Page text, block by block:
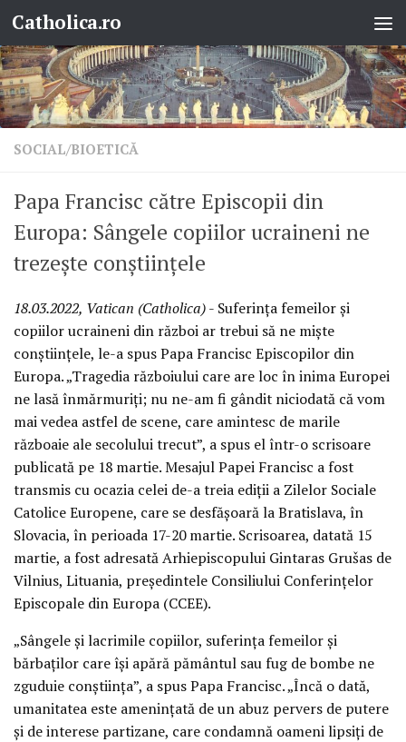
Skip to content
Catholica.ro
SOCIAL/BIOETICĂ
Papa Francisc către Episcopii din
Europa: Sângele copiilor ucraineni ne
trezește conștiințele
18.03.2022, Vatican (Catholica)- Suferința femeilor și
copiilor ucraineni din război ar trebui să ne miște
conștiințele, le-a spus Papa Francisc Episcopilor din
Europa. „Tragedia războiului care are loc în inima Europei
ne lasă înmărmuriți; nu ne-am fi gândit niciodată că vom
mai vedea astfel de scene, care amintesc de marile
războaie ale secolului trecut”, a spus el într-o scrisoare
publicată pe 18 martie. Mesajul Papei Francisc a fost
transmis cu ocazia celei de-a treia ediții a Zilelor Sociale
Catolice Europene, care se desfășoară la Bratislava, în
Slovacia, în perioada 17-20 martie. Scrisoarea, datată 15
martie, a fost adresată Arhiepiscopului Gintaras Grušas de
Vilnius, Lituania, președintele Consiliului Conferințelor
Episcopale din Europa (CCEE).
„Sângele și lacrimile copiilor, suferința femeilor și
bărbaților care își apără pământul sau fug de bombe ne
zguduie conștiința”, a spus Papa Francisc. „Încă o dată,
umanitatea este amenințată de un abuz pervers de putere
și de interese partizane, care condamnă oameni lipsiți de